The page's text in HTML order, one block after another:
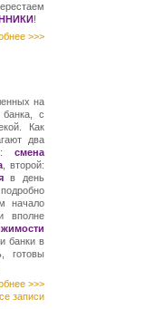
!
>>>
на
с
Как
два
смена
, второй:
в день
начало
вполне
банки в
готовы
>>>
записи